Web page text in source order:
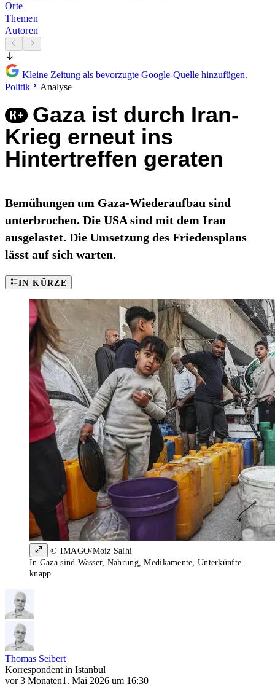
Orte
Themen
Autoren
Kleine Zeitung als bevorzugte Google-Quelle hinzufügen.
Politik
Analyse
Gaza ist durch Iran-
Krieg erneut ins
Hintertreffen geraten
Bemühungen um Gaza-Wiederaufbau sind
unterbrochen. Die USA sind mit dem Iran
ausgelastet. Die Umsetzung des Friedensplans
lässt auf sich warten.
IN KÜRZE
© IMAGO/Moiz Salhi
In Gaza sind Wasser, Nahrung, Medikamente, Unterkünfte
knapp
Thomas Seibert
Korrespondent in Istanbul
vor 3 Monaten1. Mai 2026 um 16:30